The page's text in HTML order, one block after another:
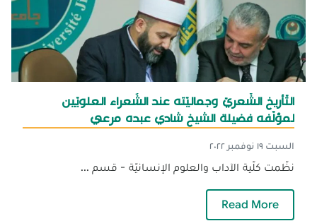
التّأريخ الشّعريّ وجماليّته عند الشُعراء العلويّين
لمؤلّفه فضيلة الشيخ شادي عبده مرعي
السبت ١٩ نوفمبر ٢٠٢٢
نظّمت كلّية الآداب والعلوم الإنسانيّة - قسم ...
Read More